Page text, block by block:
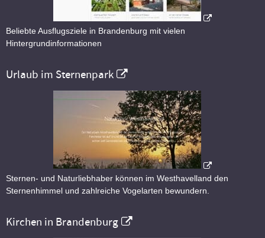
Beliebte Ausflugsziele in Brandenburg mit vielen
Hintergrundinformationen
Urlaub im Sternenpark
Sternen- und Naturliebhaber können im Westhavelland den
Sternenhimmel und zahlreiche Vogelarten bewundern.
Kirchen in Brandenburg